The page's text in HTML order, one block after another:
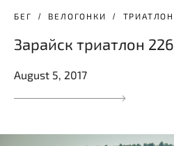
БЕГ ВЕЛОГОНКИ ТРИАТЛОН
Зарайск триатлон 226
August 5, 2017